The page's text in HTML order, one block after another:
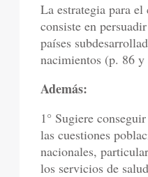
La estrategia para
consiste en
países
nacimientos (p. 86
Además:
1° Sugiere
las cuestiones
nacionales,
los servicios de